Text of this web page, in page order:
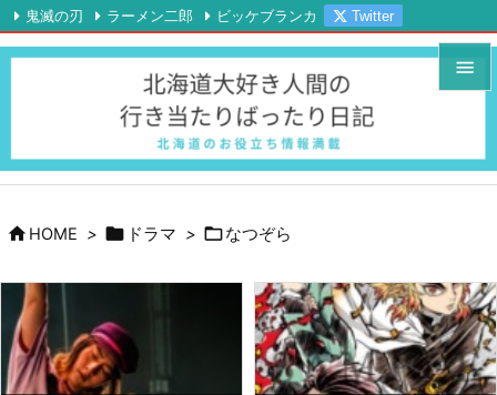



次へ

検索
鬼滅の刃 ラーメン二郎 ビッケブランカ
Twitter
Instagram
YouTube RSS Feedly
 HOME >  ドラマ > なつぞら